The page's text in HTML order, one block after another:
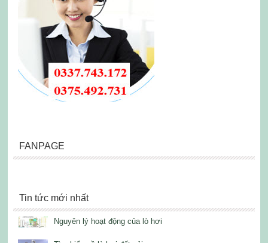
FANPAGE
Tin tức mới nhất
Nguyên lý hoạt động của lò hơi